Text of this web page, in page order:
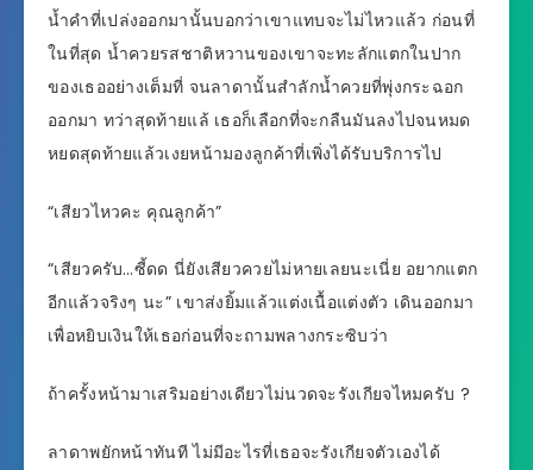
น้ำคำที่เปล่งออกมานั้นบอกว่าเขาแทบจะไม่ไหวแล้ว ก่อนที่
ในที่สุด น้ำควยรสชาติหวานของเขาจะทะลักแตกในปาก
ของเธออย่างเต็มที่ จนลาดานั้นสำลักน้ำควยที่พุ่งกระฉอก
ออกมา ทว่าสุดท้ายแล้ เธอก็เลือกที่จะกลืนมันลงไปจนหมด
หยดสุดท้ายแล้วเงยหน้ามองลูกค้าที่เพิ่งได้รับบริการไป
“เสียวไหวคะ คุณลูกค้า”
“เสียวครับ…ซี้ดด นี่ยังเสียวควยไม่หายเลยนะเนี่ย อยากแตก
อีกแล้วจริงๆ นะ” เขาส่งยิ้มแล้วแต่งเนื้อแต่งตัว เดินออกมา
เพื่อหยิบเงินให้เธอก่อนที่จะถามพลางกระซิบว่า
ถ้าครั้งหน้ามาเสริมอย่างเดียวไม่นวดจะรังเกียจไหมครับ ?
ลาดาพยักหน้าทันที ไม่มีอะไรที่เธอจะรังเกียจตัวเองได้